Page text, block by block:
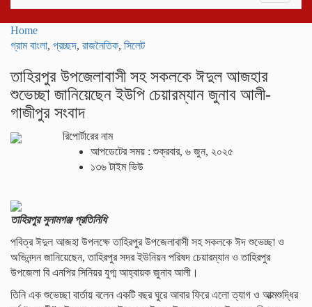
Home
গ্রাম বাংলা, প্রচ্ছদ, রাজনৈতিক, সিলেট
তাহিরপুর উপজেলাবাসী সহ সকলকে ঈদুল আজহার
শুভেচ্ছা জানিয়েছেন ইউপি চেয়ারম্যান জুনাব আলী-
গাজীপুর সংবাদ
রিপোর্টারের নাম
আপডেটের সময় : শুক্রবার, ৬ জুন, ২০২৫
১৩৬ টাইম ভিউ
তাহিরপুর সুনামগঞ্জ প্রতিনিধি
পবিত্র ঈদুল আজহা উপলক্ষে তাহিরপুর উপজেলাবাসী সহ সকলকে ঈদ শুভেচ্ছা ও
অভিনন্দন জানিয়েছেন, তাহিরপুর সদর ইউনিয়ন পরিষদ চেয়ারম্যান ও তাহিরপুর
উপজেলা বি এনপির সিনিয়র যুগ্ম আহ্বায়ক জুনাব আলী।
তিনি এক শুভেচ্ছা বার্তায় বলেন একটি বছর ঘুরে আবার ফিরে এলো ত্যাগ ও আত্মশুদ্ধির